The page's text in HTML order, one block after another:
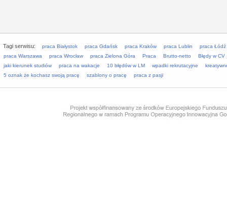
Tagi serwisu: praca Białystok praca Gdańsk praca Kraków praca Lublin
praca Łódź
praca Warszawa
praca Wrocław praca Zielona Góra Praca Brutto-netto
Błędy w CV
jaki kierunek studiów
praca na wakacje 10 błędów w LM wpadki rekrutacyjne
5 oznak że kochasz swoją pracę
szablony o pracę praca z pasji